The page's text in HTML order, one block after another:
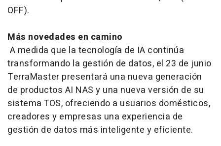
OFF).
Más novedades en camino
A medida que la tecnología de IA continúa
transformando la gestión de datos, el 23 de junio
TerraMaster presentará una nueva generación
de productos AI NAS y una nueva versión de su
sistema TOS, ofreciendo a usuarios domésticos,
creadores y empresas una experiencia de
gestión de datos más inteligente y eficiente.